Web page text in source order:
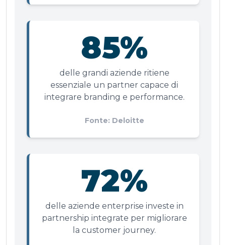
85%
delle grandi aziende ritiene
essenziale un partner capace di
integrare branding e performance.
Fonte: Deloitte
72%
delle aziende enterprise investe in
partnership integrate per migliorare
la customer journey.